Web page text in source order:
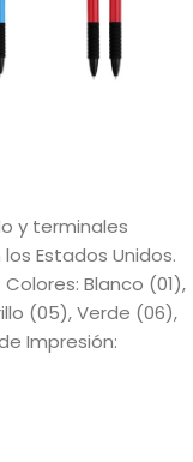
y terminales
Estados Unidos.
Colores: Blanco (01),
(05), Verde (06),
Impresión: